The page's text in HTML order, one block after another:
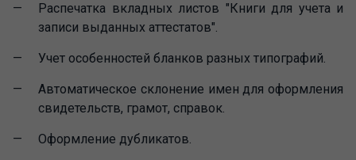
Распечатка вкладных листов "Книги для учета и
записи выданных аттестатов".
Учет особенностей бланков разных типографий.
Автоматическое склонение имен для оформления
свидетельств, грамот, справок.
Оформление дубликатов.